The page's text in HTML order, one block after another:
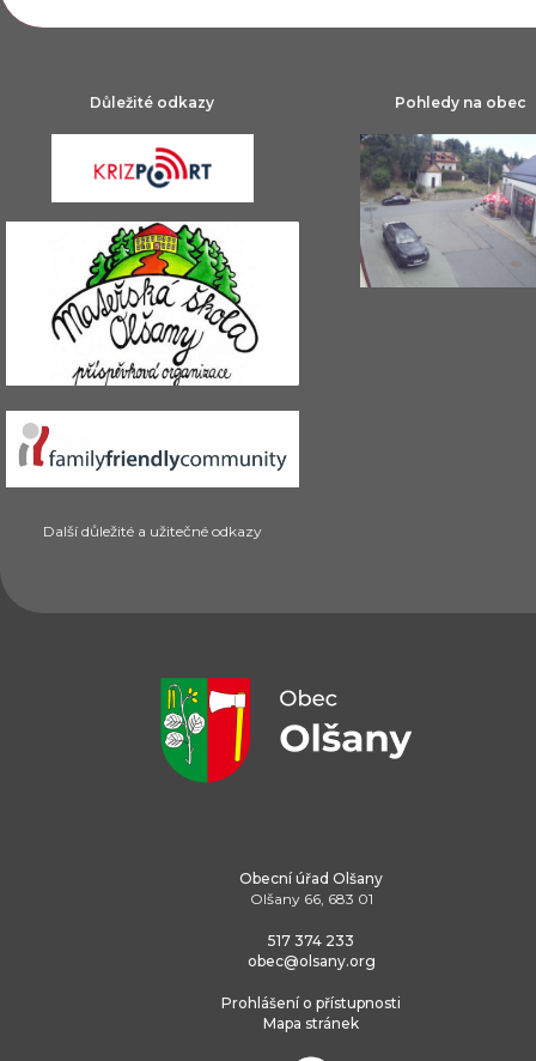
Důležité odkazy
Další důležité a užitečné odkazy
Pohledy na obec
Obecní úřad Olšany
Olšany 66, 683 01
517 374 233
obec@olsany.org
Prohlášení o přístupnosti
Mapa stránek